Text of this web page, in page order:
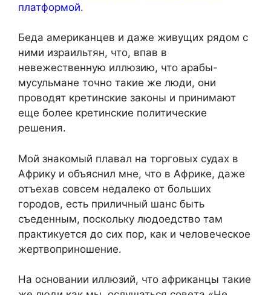
платформой.
Беда американцев и даже живущих рядом с
ними израильтян, что, впав в
невежественную иллюзию, что арабы-
мусульмане точно такие же люди, они
проводят кретинские законы и принимают
еще более кретинские политические
решения.
Мой знакомый плавал на торговых судах в
Африку и объяснил мне, что в Африке, даже
отъехав совсем недалеко от больших
городов, есть приличный шанс быть
съеденным, поскольку людоедство там
практикуется до сих пор, как и человеческое
жертвоприношение.
На основании иллюзий, что африканцы такие